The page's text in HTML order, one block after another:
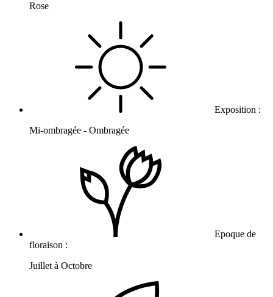
Rose
Exposition :
Mi-ombragée - Ombragée
Epoque de
floraison :
Juillet à Octobre